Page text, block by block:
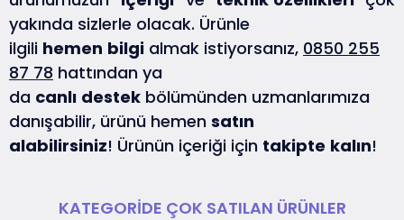
yakında sizlerle olacak. Ürünle
ilgili hemen bilgi almak istiyorsanız, 0850 255
87 78 hattından ya
da canlı destek bölümünden uzmanlarımıza
danışabilir, ürünü hemen satın
alabilirsiniz! Ürünün içeriği için takipte kalın!
KATEGORIDE ÇOK SATILAN ÜRÜNLER